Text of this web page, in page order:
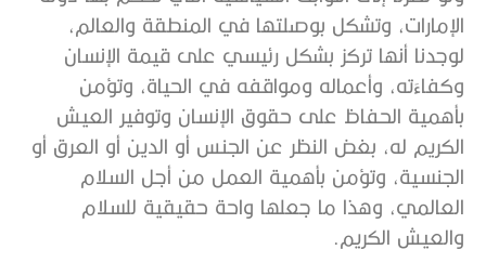
الإمارات، وتشكل بوصلتها في المنطقة والعالم،
لوجدنا أنها تركز بشكل رئيسي على قيمة الإنسان
وكفاءَته، وأعماله ومواقفه في الحياة، وتؤمن
بأهمية الحفاظ على حقوق الإنسان وتوفير العيش
الكريم له، بغض النظر عن الجنس أو الدين أو العرق أو
الجنسية، وتؤمن بأهمية العمل من أجل السلام
العالمي، وهذا ما جعلها واحة حقيقية للسلام
والعيش الكريم.